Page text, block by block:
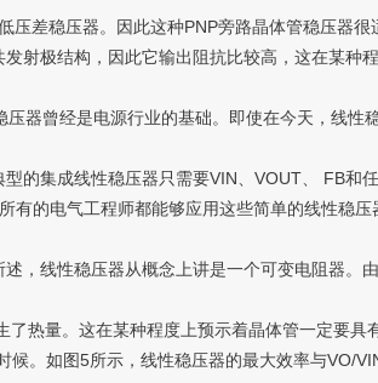
稳压器。因此这种PNP旁路晶体管稳压器很
射极结构，因此它输出阻抗比较高，这在某种
曾经是电源行业的基础。即使在今天，线性
集成线性稳压器只需要VIN、VOUT、 FB和
的电气工程师都能够应用这些简单的线性稳压
线性稳压器从概念上讲是一个可变电阻器。
量。这在某种程度上预示着晶体管一定要具
。如图5所示，线性稳压器的最大效率与VO/